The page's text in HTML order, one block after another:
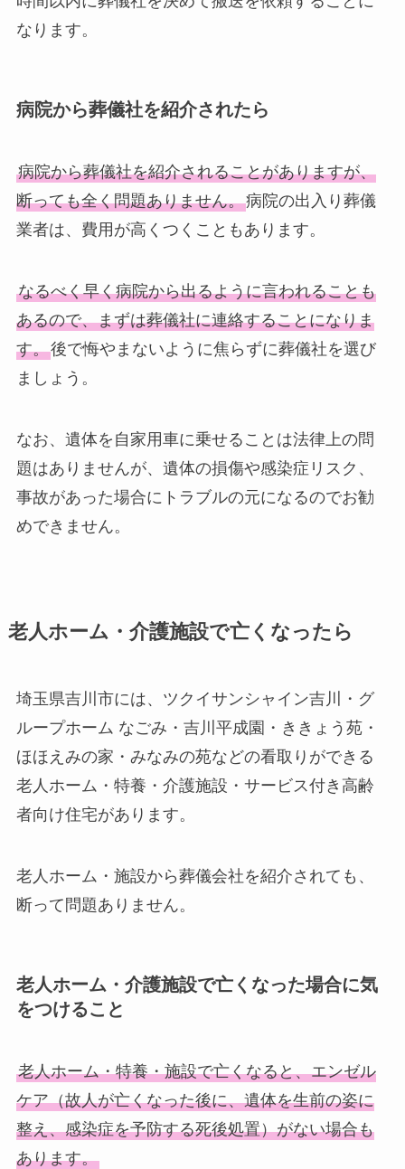
なります。
病院から葬儀社を紹介されたら
病院から葬儀社を紹介されることがありますが、
断っても全く問題ありません。病院の出入り葬儀
業者は、費用が高くつくこともあります。
なるべく早く病院から出るように言われることも
あるので、まずは葬儀社に連絡することになりま
す。後で悔やまないように焦らずに葬儀社を選び
ましょう。
なお、遺体を自家用車に乗せることは法律上の問
題はありませんが、遺体の損傷や感染症リスク、
事故があった場合にトラブルの元になるのでお勧
めできません。
老人ホーム・介護施設で亡くなったら
埼玉県吉川市には、ツクイサンシャイン吉川・グ
ループホーム なごみ・吉川平成園・ききょう苑・
ほほえみの家・みなみの苑などの看取りができる
老人ホーム・特養・介護施設・サービス付き高齢
者向け住宅があります。
老人ホーム・施設から葬儀会社を紹介されても、
断って問題ありません。
老人ホーム・介護施設で亡くなった場合に気
をつけること
老人ホーム・特養・施設で亡くなると、エンゼル
ケア（故人が亡くなった後に、遺体を生前の姿に
整え、感染症を予防する死後処置）がない場合も
あります。